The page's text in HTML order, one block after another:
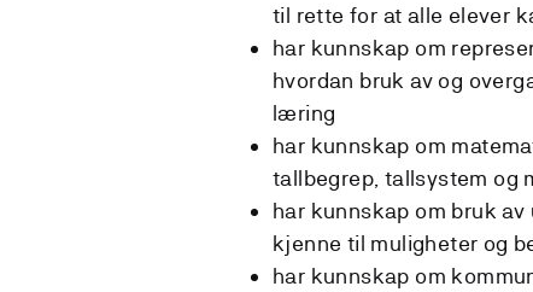
til rette for at alle elever
har kunnskap om
hvordan bruk av og
læring
har kunnskap om
tallbegrep, tallsystem og
har kunnskap om bruk
kjenne til muligheter og
har kunnskap om